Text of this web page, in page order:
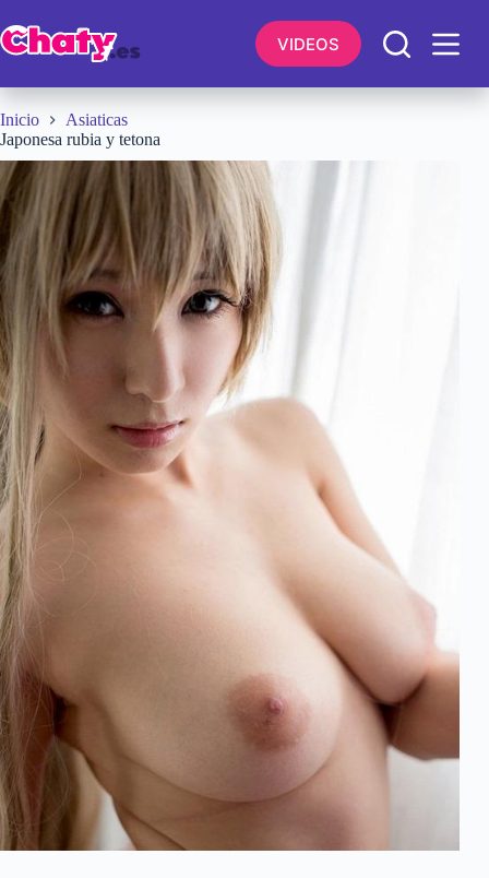
al
contenido
VIDEOS
Inicio
Asiaticas
Japonesa rubia y tetona